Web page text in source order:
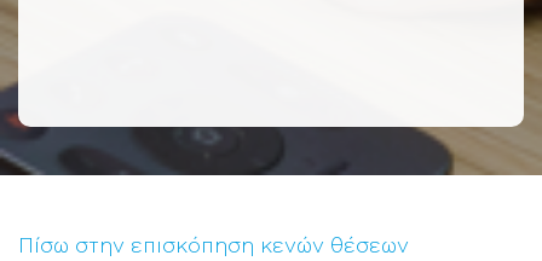
Πίσω στην επισκόπηση κενών θέσεων